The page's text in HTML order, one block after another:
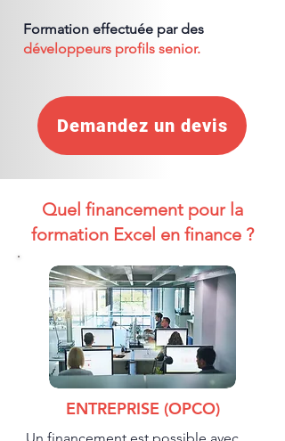
Formation effectuée par des
développeurs profils senior.
Demandez un devis
Quel financement pour la
formation Excel en finance ?
ENTREPRISE (OPCO)